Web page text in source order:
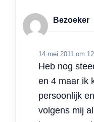
Bezoeker
14 mei 2011 om
Heb nog
en 4 maar ik
persoonlijk
volgens mij